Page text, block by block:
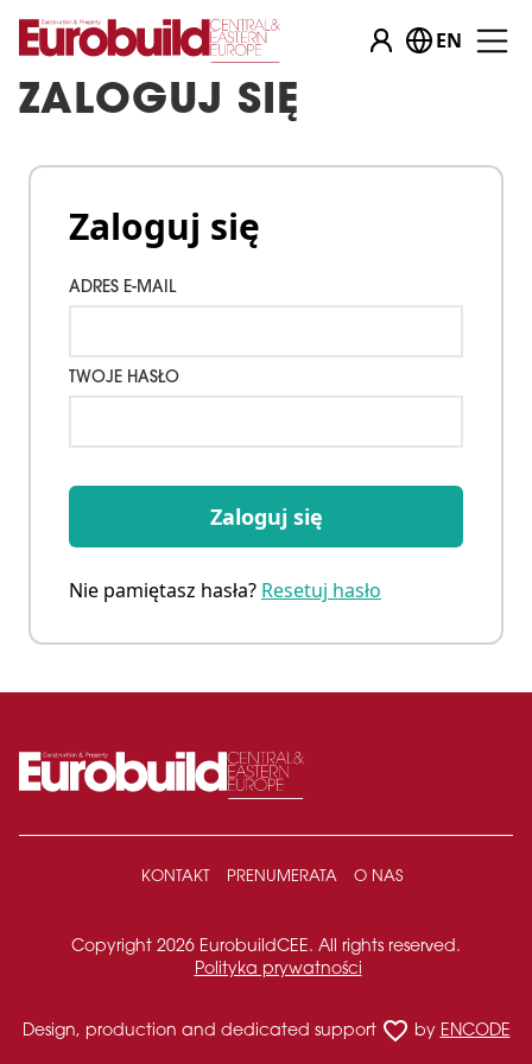
EN
ZALOGUJ SIĘ
Zaloguj się
ADRES E-MAIL
TWOJE HASŁO
Zaloguj się
Nie pamiętasz hasła? Resetuj hasło
KONTAKT PRENUMERATA O NAS
Copyright 2026 EurobuildCEE. All rights reserved.
Polityka prywatności
Design, production and dedicated support favorite_border by ENCODE